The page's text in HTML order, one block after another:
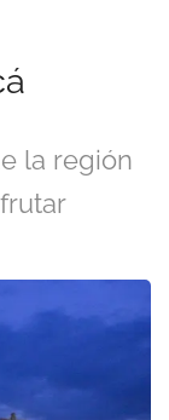
la región